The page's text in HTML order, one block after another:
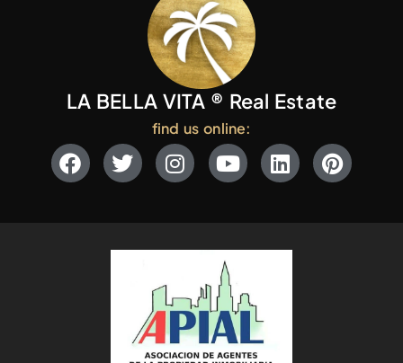
LA BELLA VITA ® Real Estate
find us online: